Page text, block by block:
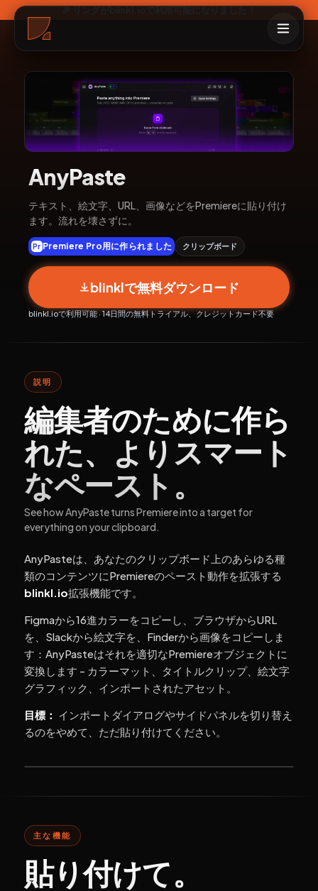
🎉 リングがblinkl.ioで利用可能になりました！
AnyPaste
テキスト、絵文字、URL、画像などをPremiereに貼り付け
ます。流れを壊さずに。
Pr Premiere Pro用に作られました クリップボード
blinklで無料ダウンロード
blinkl.ioで利用可能 · 14日間の無料トライアル、クレジットカード不要
説明
編集者のために作ら
れた、よりスマート
なペースト。
See how AnyPaste turns Premiere into a target for
everything on your clipboard.
AnyPasteは、あなたのクリップボード上のあらゆる種
類のコンテンツにPremiereのペースト動作を拡張する
blinkl.io拡張機能です。
Figmaから16進カラーをコピーし、ブラウザからURL
を、Slackから絵文字を、Finderから画像をコピーしま
す：AnyPasteはそれを適切なPremiereオブジェクトに
変換します - カラーマット、タイトルクリップ、絵文字
グラフィック、インポートされたアセット。
目標： インポートダイアログやサイドパネルを切り替え
るのをやめて、ただ貼り付けてください。
主な機能
貼り付けて。